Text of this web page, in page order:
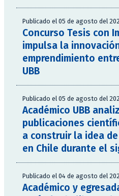
Publicado el 05 de agosto del
Concurso Tesis con
impulsa la
emprendimiento
UBB
Publicado el 05 de agosto del
Académico UBB
publicaciones
a construir la idea
en Chile durante el
Publicado el 04 de agosto del
Académico y